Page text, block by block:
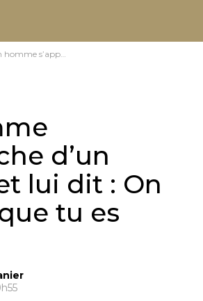
s’approche d’un ancien et lui dit : On m’a dit que tu es sage…
d’un
lui dit : On
tu es